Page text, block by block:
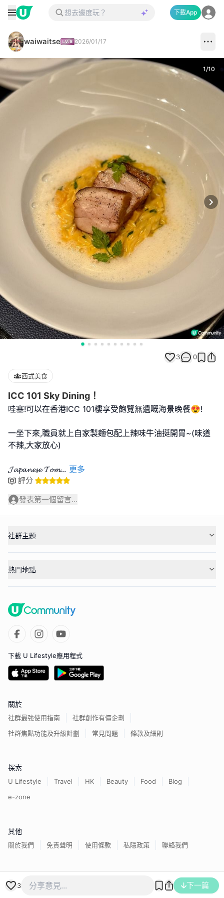
下載App
waiwaitse 2026/01/17
1/10
3 0
西式美食
ICC 101 Sky Dining！
哇塞!可以在香港ICC 101樓享受飽覽無遺嘅海景晚餐😍!
一坐下來,職員就上自家製麵包配上辣味牛油挺開胃~(味道
不辣,大家放心)
𝓙𝓪𝓹𝓪𝓷𝓮𝓼𝓮 𝓣𝓸𝓶... 更多
評分
發表第一個留言...
3 下一篇
社群主題
熱門地點
下載 U Lifestyle應用程式
關於
社群最強使用指南
社群創作有價企劃
社群焦點功能及升級計劃
常見問題 條款及細則
探索
U Lifestyle Travel HK Beauty Food
Blog
e-zone
其他
關於我們 免責聲明 使用條款 私隱政策 聯絡我們
香港經濟日報版權所有©